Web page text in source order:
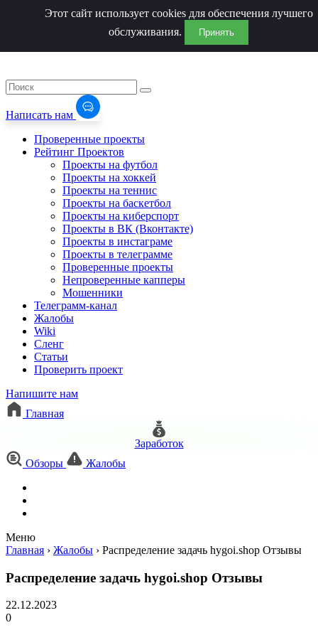
Написать нам
Проверенные проекты
Рейтинг Проектов
Проекты на футбол
Проекты на хоккей
Проекты на теннис
Проекты на баскетбол
Проекты на киберспорт
Проекты в ВК (Вконтакте)
Проекты в инстаграме
Проекты в телеграмме
Проверенные проекты
Непроверенные капперы
Мошенники
Телеграмм-канал
Жалобы
Wiki
Сленг
Статьи
Проверить проект
Напишите нам
Главная
Заработок
Обзоры
Жалобы
Меню
Этот сайт использует cookies для обеспечения лучшего
обслуживания.
Принять
Главная › Жалобы › Распределение задачь hygoi.shop Отзывы
Распределение задачь hygoi.shop Отзывы
22.12.2023
0